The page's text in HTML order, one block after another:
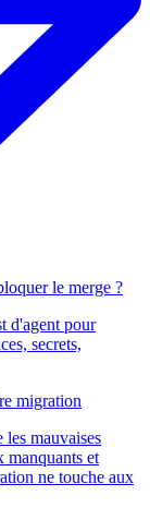
le merge ?
d'agent pour
secrets,
migration
les mauvaises
manquants et
ne touche aux